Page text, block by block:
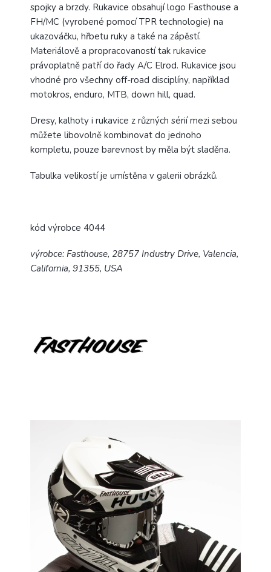
spojky a brzdy. Rukavice obsahují logo Fasthouse a
FH/MC (vyrobené pomocí TPR technologie) na
ukazováčku, hřbetu ruky a také na zápěstí.
Materiálově a propracovaností tak rukavice
právoplatně patří do řady A/C Elrod. Rukavice jsou
vhodné pro všechny off-road disciplíny, například
motokros, enduro, MTB, down hill, quad.
Dresy, kalhoty i rukavice z různých sérií mezi sebou
můžete libovolně kombinovat do jednoho
kompletu, pouze barevnost by měla být sladěna.
Tabulka velikostí je umístěna v galerii obrázků.
kód výrobce 4044
výrobce: Fasthouse, 28757 Industry Drive, Valencia,
California, 91355, USA